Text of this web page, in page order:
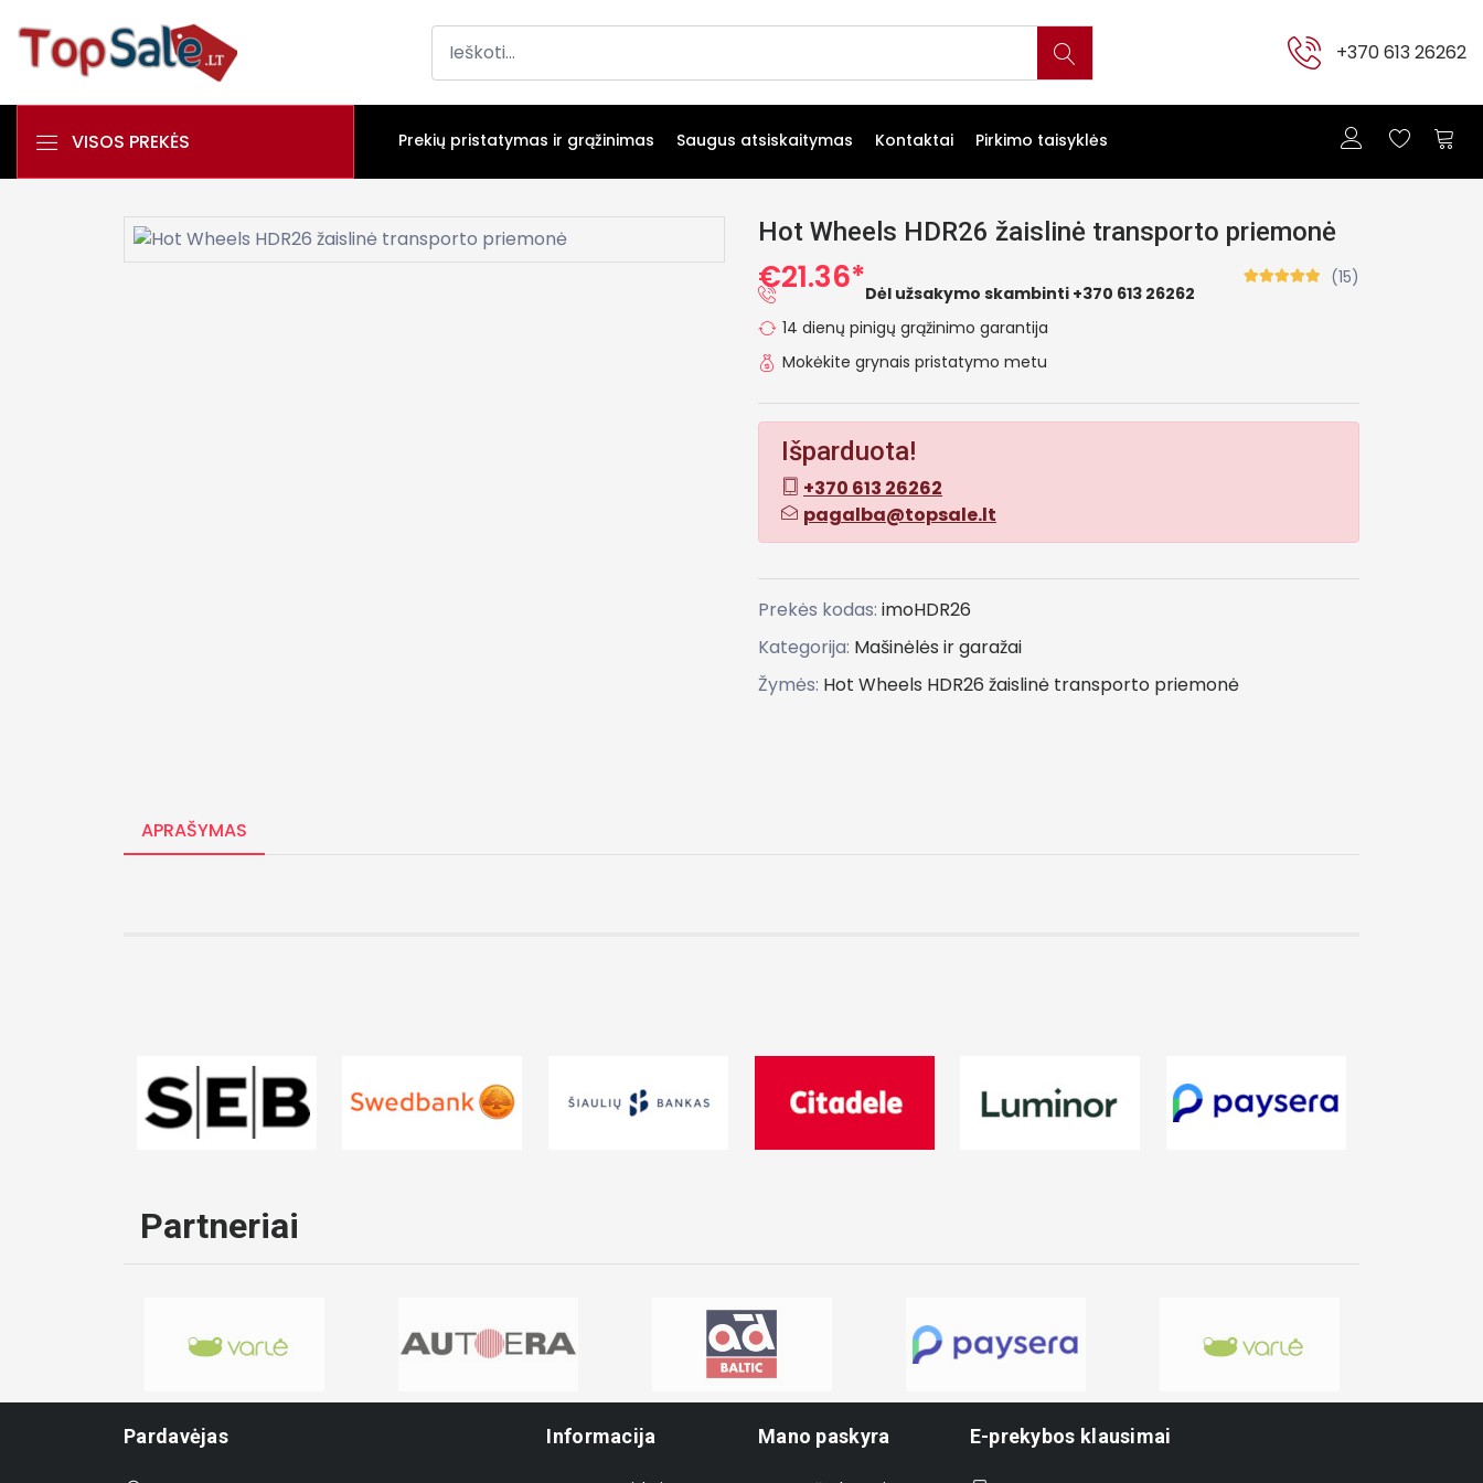
+370 613 26262
VISOS PREKĖS Prekių pristatymas ir grąžinimas Saugus atsiskaitymas Kontaktai Pirkimo taisyklės
Hot Wheels HDR26 žaislinė transporto priemonė
€21.36* (15)
Dėl užsakymo skambinti +370 613 26262
14 dienų pinigų grąžinimo garantija
Mokėkite grynais pristatymo metu
Išparduota!
+370 613 26262
pagalba@topsale.lt
Prekės kodas: imoHDR26
Kategorija: Mašinėlės ir garažai
Žymės: Hot Wheels HDR26 žaislinė transporto priemonė
APRAŠYMAS
Partneriai
Pardavėjas Informacija Mano paskyra E-prekybos klausimai